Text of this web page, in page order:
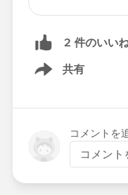
US
@Admin
2 件のいい
共有
Show menu
コメントを
コメント